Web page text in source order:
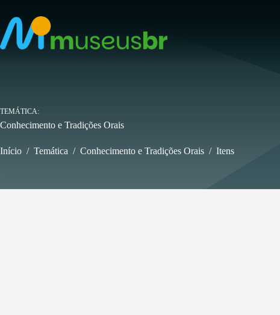
para
conteúdo
TEMÁTICA
Conhecimento e Tradições Orais
Início / Temática / Conhecimento e Tradições Orais / Itens